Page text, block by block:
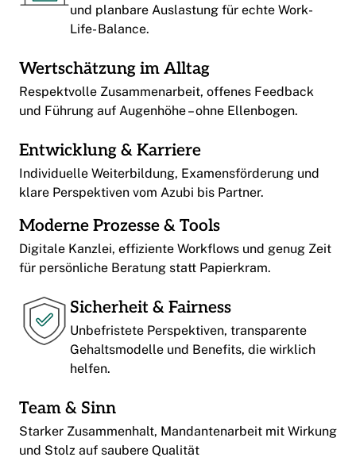
und planbare Auslastung für echte Work-
Life- Balance.
Wertschätzung im Alltag
Respektvolle Zusammenarbeit, offenes Feedback
und Führung auf Augenhöhe – ohne Ellenbogen.
Entwicklung & Karriere
Individuelle Weiterbildung, Examensförderung und
klare Perspektiven vom Azubi bis Partner.
Moderne Prozesse & Tools
Digitale Kanzlei, effiziente Workflows und genug Zeit
für persönliche Beratung statt Papierkram.
Sicherheit & Fairness
Unbefristete Perspektiven, transparente
Gehaltsmodelle und Benefits, die wirklich
helfen.
Team & Sinn
Starker Zusammenhalt, Mandantenarbeit mit Wirkung
und Stolz auf saubere Qualität